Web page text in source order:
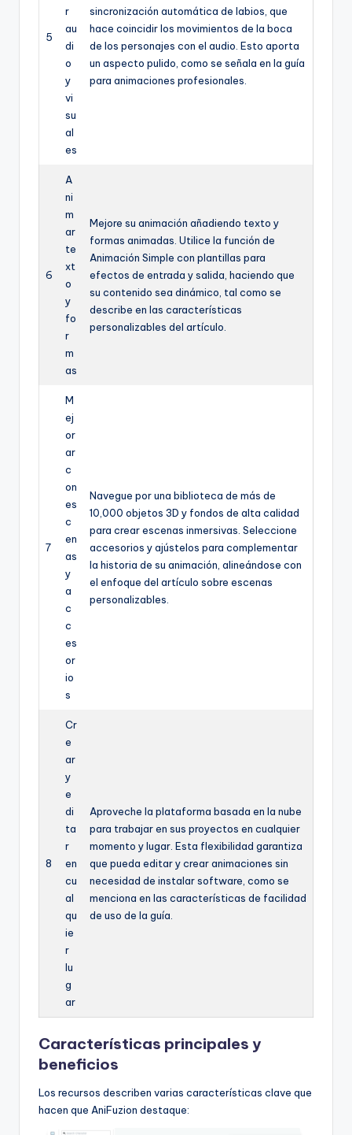
5
r
au
di
o
y
vi
su
al
es
sincronización automática de labios, que
hace coincidir los movimientos de la boca
de los personajes con el audio. Esto aporta
un aspecto pulido, como se señala en la guía
para animaciones profesionales.
6
A
ni
m
ar
te
xt
o
y
fo
r
m
as
Mejore su animación añadiendo texto y
formas animadas. Utilice la función de
Animación Simple con plantillas para
efectos de entrada y salida, haciendo que
su contenido sea dinámico, tal como se
describe en las características
personalizables del artículo.
7
M
ej
or
ar
c
on
es
c
en
as
y
a
c
c
es
or
io
s
Navegue por una biblioteca de más de
10,000 objetos 3D y fondos de alta calidad
para crear escenas inmersivas. Seleccione
accesorios y ajústelos para complementar
la historia de su animación, alineándose con
el enfoque del artículo sobre escenas
personalizables.
8
Cr
e
ar
y
e
di
ta
r
en
cu
al
qu
ie
r
lu
g
ar
Aproveche la plataforma basada en la nube
para trabajar en sus proyectos en cualquier
momento y lugar. Esta flexibilidad garantiza
que pueda editar y crear animaciones sin
necesidad de instalar software, como se
menciona en las características de facilidad
de uso de la guía.
Características principales y
beneficios
Los recursos describen varias características clave que
hacen que AniFuzion destaque: